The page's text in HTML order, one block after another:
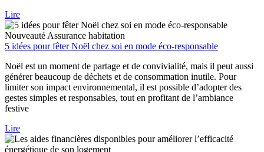
Lire
Nouveauté Assurance habitation
5 idées pour fêter Noël chez soi en mode éco-responsable
Noël est un moment de partage et de convivialité, mais il peut aussi
générer beaucoup de déchets et de consommation inutile. Pour
limiter son impact environnemental, il est possible d’adopter des
gestes simples et responsables, tout en profitant de l’ambiance
festive
Lire